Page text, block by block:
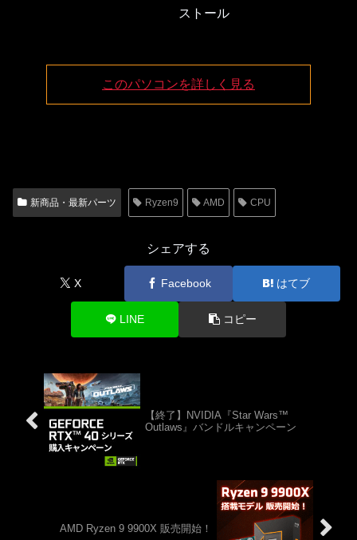
ストール
このパソコンを詳しく見る
新商品・最新パーツ Ryzen9 AMD CPU
シェアする
X Facebook はてブ
LINE コピー
【終了】NVIDIA『Star Wars™
Outlaws』バンドルキャンペーン
AMD Ryzen 9 9900X 販売開始！